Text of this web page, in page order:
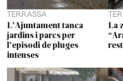
TERRASSA
L'Ajuntament tanca
jardins i parcs per
l'episodi de pluges
intenses
La